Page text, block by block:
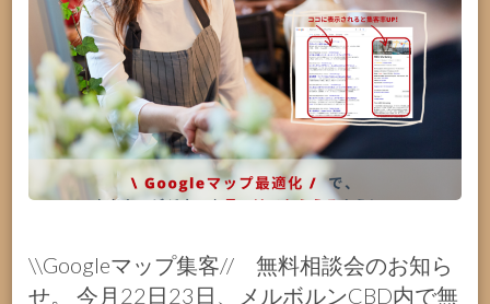
\\Googleマップ集客// 無料相談会のお知ら
せ。 今月22日23日、メルボルンCBD内で無